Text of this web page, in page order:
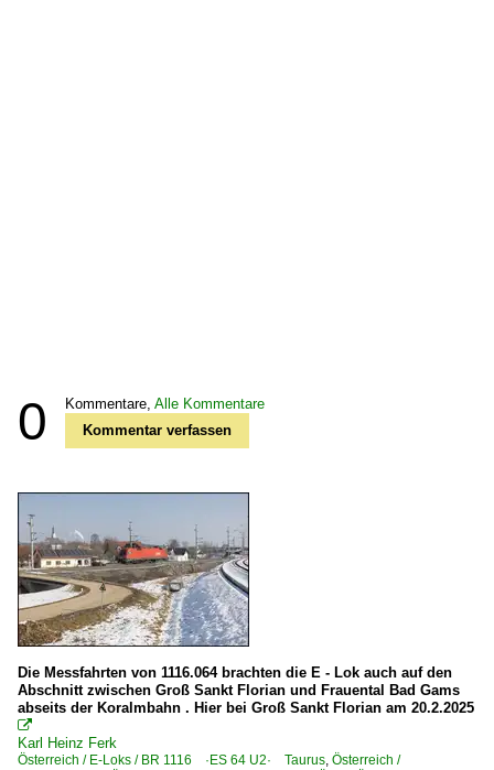
0 Kommentare, Alle Kommentare
Kommentar verfassen
Die Messfahrten von 1116.064 brachten die E - Lok auch auf den
Abschnitt zwischen Groß Sankt Florian und Frauental Bad Gams
abseits der Koralmbahn . Hier bei Groß Sankt Florian am 20.2.2025

Karl Heinz Ferk
Österreich / E-Loks / BR 1116 ·ES 64 U2· Taurus, Österreich /